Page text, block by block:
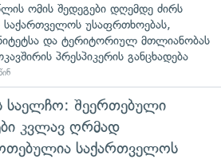
ომის შედეგები დღემდე ძირს
საქართველოს უსაფრთხოებას,
და ტერიტორიულ მთლიანობას
პრესპიკერის განცხადება
საელჩო: შეერთებული
კვლავ ღრმად
საქართველოს